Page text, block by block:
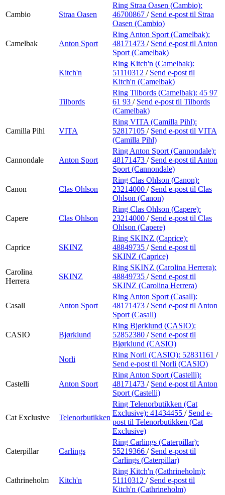
Cambio Straa Oasen
Ring Straa Oasen (Cambio):
46700867 / Send e-post til Straa
Oasen (Cambio)
Camelbak Anton Sport
Ring Anton Sport (Camelbak):
48171473 / Send e-post til Anton
Sport (Camelbak)
Kitch'n
Ring Kitch'n (Camelbak):
51110312 / Send e-post til
Kitch'n (Camelbak)
Tilbords
Ring Tilbords (Camelbak): 45 97
61 93 / Send e-post til Tilbords
(Camelbak)
Camilla Pihl VITA
Ring VITA (Camilla Pihl):
52817105 / Send e-post til VITA
(Camilla Pihl)
Cannondale Anton Sport
Ring Anton Sport (Cannondale):
48171473 / Send e-post til Anton
Sport (Cannondale)
Canon Clas Ohlson
Ring Clas Ohlson (Canon):
23214000 / Send e-post til Clas
Ohlson (Canon)
Capere Clas Ohlson
Ring Clas Ohlson (Capere):
23214000 / Send e-post til Clas
Ohlson (Capere)
Caprice SKINZ
Ring SKINZ (Caprice):
48849735 / Send e-post til
SKINZ (Caprice)
Carolina
Herrera
SKINZ
Ring SKINZ (Carolina Herrera):
48849735 / Send e-post til
SKINZ (Carolina Herrera)
Casall Anton Sport
Ring Anton Sport (Casall):
48171473 / Send e-post til Anton
Sport (Casall)
CASIO Bjørklund
Ring Bjørklund (CASIO):
52852380 / Send e-post til
Bjørklund (CASIO)
Norli
Ring Norli (CASIO): 52831161 /
Send e-post til Norli (CASIO)
Castelli Anton Sport
Ring Anton Sport (Castelli):
48171473 / Send e-post til Anton
Sport (Castelli)
Cat Exclusive Telenorbutikken
Ring Telenorbutikken (Cat
Exclusive): 41434455 / Send e-
post til Telenorbutikken (Cat
Exclusive)
Caterpillar Carlings
Ring Carlings (Caterpillar):
55219366 / Send e-post til
Carlings (Caterpillar)
Cathrineholm Kitch'n
Ring Kitch'n (Cathrineholm):
51110312 / Send e-post til
Kitch'n (Cathrineholm)